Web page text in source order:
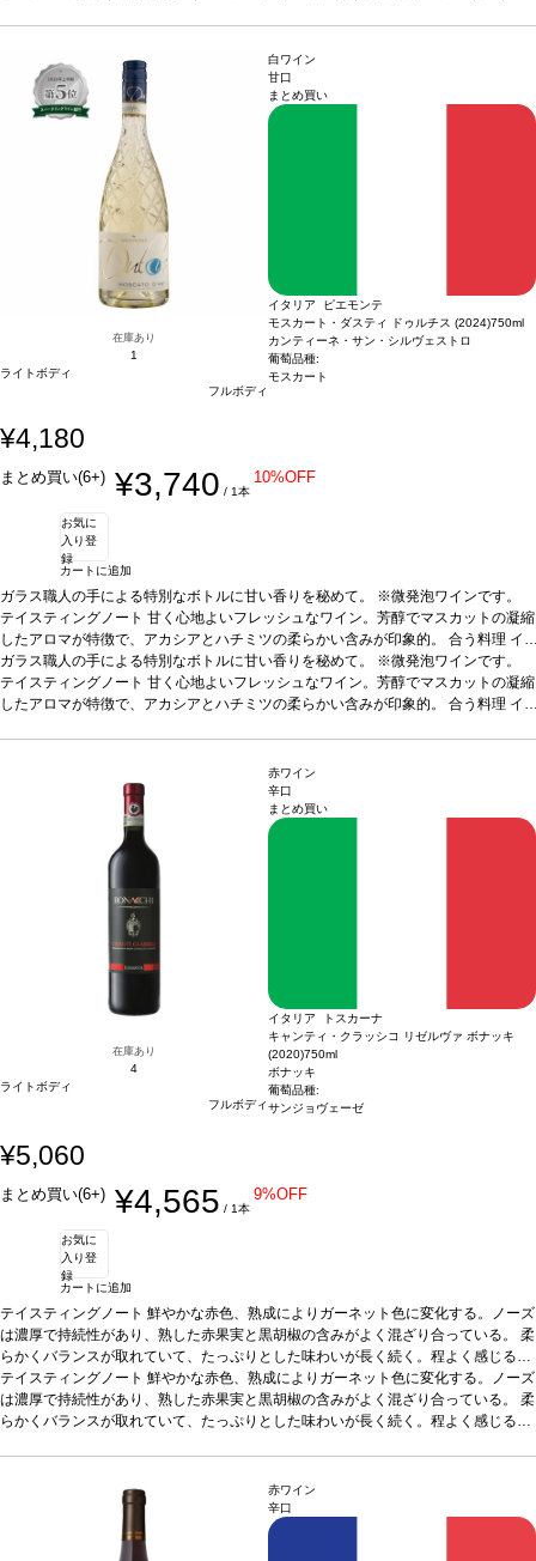
的に次のヴィンテージに変更されます、ご了承ください。
在庫あり
1
ライトボディ
フルボディ
白ワイン
甘口
まとめ買い
イタリア ピエモンテ
モスカート・ダスティ ドゥルチス (2024)750ml
カンティーネ・サン・シルヴェストロ
葡萄品種:
モスカート
¥4,180
まとめ買い(6+) ¥3,740 / 1本
10%OFF
お気に
入り登
録
カートに追加
ガラス職人の手による特別なボトルに甘い香りを秘めて。 ※微発泡ワインです。
テイスティングノート 甘く心地よいフレッシュなワイン。芳醇でマスカットの凝縮
したアロマが特徴で、アカシアとハチミツの柔らかい含みが印象的。 合う料理 イ
チゴ、ペイストリー、アイスクリーム、ケーキ、またアペリティフやディジェステ
ィフにも最適葡萄品種100% モスカート認証サステイナブルEQUALITAS*本ヴィ
ンテージが在庫切れの場合、在庫があり価格が同様の場合は自動的に次のヴィンテ
ガラス職人の手による特別なボトルに甘い香りを秘めて。 ※微発泡ワインです。
テイスティングノート 甘く心地よいフレッシュなワイン。芳醇でマスカットの凝縮
したアロマが特徴で、アカシアとハチミツの柔らかい含みが印象的。 合う料理 イ
ンテージが在庫切れの場合、在庫があり価格が同様の場合は自動的に次のヴィンテ
ージに変更されます、ご了承ください。
在庫あり
4
ライトボディ
フルボディ
赤ワイン
辛口
まとめ買い
イタリア トスカーナ
キャンティ・クラッシコ リゼルヴァ ボナッキ
(2020)750ml
ボナッキ
葡萄品種:
サンジョヴェーゼ
¥5,060
まとめ買い(6+) ¥4,565 / 1本
9%OFF
お気に
入り登
録
カートに追加
テイスティングノート 鮮やかな赤色、熟成によりガーネット色に変化する。ノーズ
は濃厚で持続性があり、熟した赤果実と黒胡椒の含みがよく混ざり合っている。 柔
らかくバランスが取れていて、たっぷりとした味わいが長く続く。程よく感じるタ
ンニンは、素晴らしく溶け込んでいる。合う料理濃厚な料理、グリル肉、ジビエ
などと好相性葡萄品種 100% サンジョヴェーゼ*本ヴィンテージが在庫切れの場
合、在庫があり価格が同様の場合は自動的に次のヴィンテージに変更されます、ご
テイスティングノート 鮮やかな赤色、熟成によりガーネット色に変化する。ノーズ
は濃厚で持続性があり、熟した赤果実と黒胡椒の含みがよく混ざり合っている。 柔
らかくバランスが取れていて、たっぷりとした味わいが長く続く。程よく感じるタ
合、在庫があり価格が同様の場合は自動的に次のヴィンテージに変更されます、ご
赤ワイン
辛口